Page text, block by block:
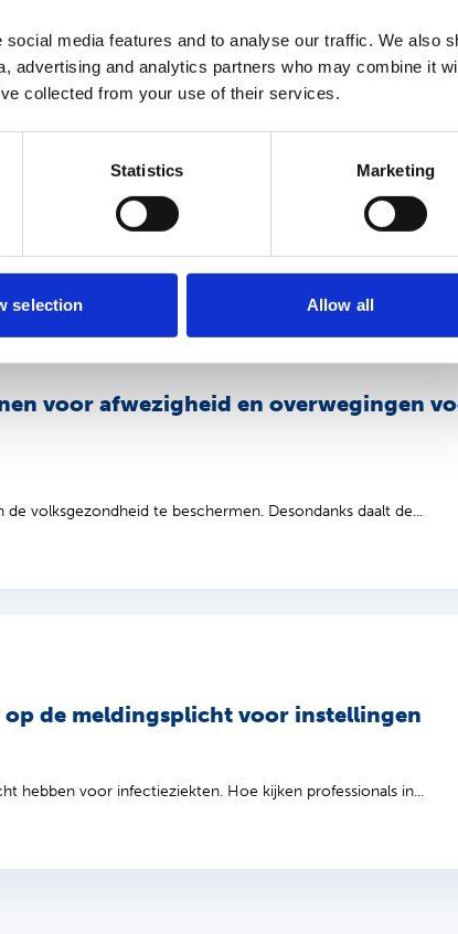
media features and to analyse our traffic. We also
advertising and analytics partners who may combine it
collected from your use of their services.
Statistics Marketing
selection Allow all
huidige en gewenste positie en rol...
voor afwezigheid en overwegingen
volksgezondheid te beschermen. Desondanks daalt de...
op de meldingsplicht voor instellingen
hebben voor infectieziekten. Hoe kijken professionals in...